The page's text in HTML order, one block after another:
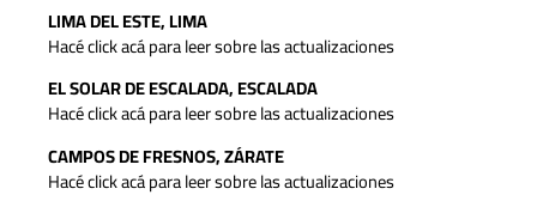
LIMA DEL ESTE, LIMA
Hacé click acá para leer sobre las actualizaciones
EL SOLAR DE ESCALADA, ESCALADA
Hacé click acá para leer sobre las actualizaciones
CAMPOS DE FRESNOS, ZÁRATE
Hacé click acá para leer sobre las actualizaciones